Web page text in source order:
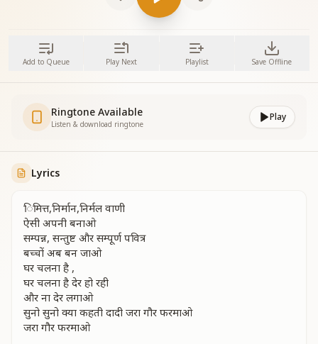
Add to Queue Play Next Playlist Save Offline
Ringtone Available
Listen & download ringtone
Play
Lyrics
िमित्त,निर्मान,निर्मल वाणी
ऐसी अपनी बनाओ
सम्पन्न, सन्तुष्ट और सम्पूर्ण पवित्र
बच्चों अब बन जाओ
घर चलना है ,
घर चलना है देर हो रही
और ना देर लगाओ
सुनो सुनो क्या कहती दादी‌‌ जरा गौर फरमाओ
जरा गौर फरमाओ